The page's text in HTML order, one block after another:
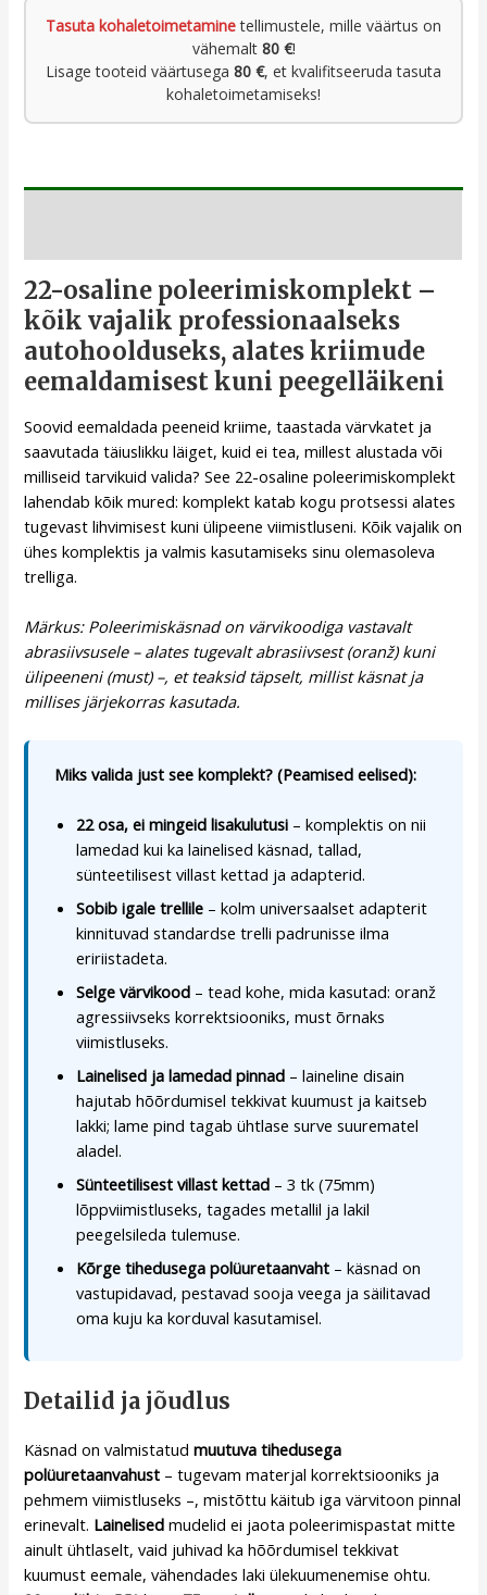
Tasuta kohaletoimetaminetellimustele, mille väärtus on
vähemalt 80 €!
Lisage tooteid väärtusega 80 €, et kvalifitseeruda tasuta
kohaletoimetamiseks!
22-osaline poleerimiskomplekt –
kõik vajalik professionaalseks
autohoolduseks, alates kriimude
eemaldamisest kuni peegelläikeni
Soovid eemaldada peeneid kriime, taastada värvkatet ja
saavutada täiuslikku läiget, kuid ei tea, millest alustada või
milliseid tarvikuid valida? See 22-osaline poleerimiskomplekt
lahendab kõik mured: komplekt katab kogu protsessi alates
tugevast lihvimisest kuni ülipeene viimistluseni. Kõik vajalik on
ühes komplektis ja valmis kasutamiseks sinu olemasoleva
trelliga.
Märkus: Poleerimiskäsnad on värvikoodiga vastavalt
abrasiivsusele – alates tugevalt abrasiivsest (oranž) kuni
ülipeeneni (must) –, et teaksid täpselt, millist käsnat ja
millises järjekorras kasutada.
Miks valida just see komplekt? (Peamised eelised):
22 osa, ei mingeid lisakulutusi – komplektis on nii
lamedad kui ka lainelised käsnad, tallad,
sünteetilisest villast kettad ja adapterid.
Sobib igale trellile – kolm universaalset adapterit
kinnituvad standardse trelli padrunisse ilma
eririistadeta.
Selge värvikood – tead kohe, mida kasutad: oranž
agressiivseks korrektsiooniks, must õrnaks
viimistluseks.
Lainelised ja lamedad pinnad – laineline disain
hajutab hõõrdumisel tekkivat kuumust ja kaitseb
lakki; lame pind tagab ühtlase surve suurematel
aladel.
Sünteetilisest villast kettad – 3 tk (75mm)
lõppviimistluseks, tagades metallil ja lakil
peegelsileda tulemuse.
Kõrge tihedusega polüuretaanvaht – käsnad on
vastupidavad, pestavad sooja veega ja säilitavad
oma kuju ka korduval kasutamisel.
Detailid ja jõudlus
Käsnad on valmistatudmuutuva tihedusega
polüuretaanvahust – tugevam materjal korrektsiooniks ja
pehmem viimistluseks –, mistõttu käitub iga värvitoon pinnal
erinevalt. Lainelised mudelid ei jaota poleerimispastat mitte
ainult ühtlaselt, vaid juhivad ka hõõrdumisel tekkivat
kuumust eemale, vähendades laki ülekuumenemise ohtu.